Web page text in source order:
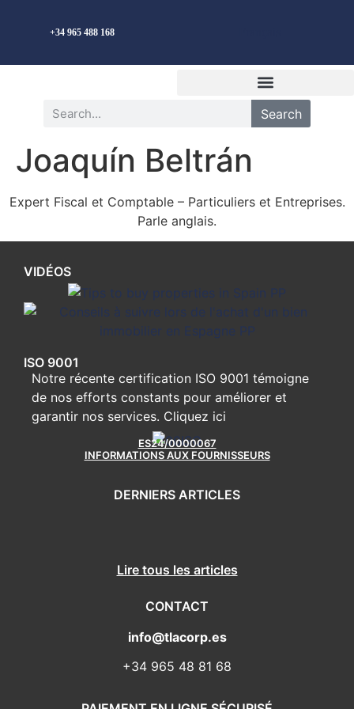
+34 965 488 168
Search
Joaquín Beltrán
Expert Fiscal et Comptable – Particuliers et Entreprises.
Parle anglais.
VIDÉOS
ISO 9001
Notre récente certification ISO 9001 témoigne
de nos efforts constants pour améliorer et
garantir nos services. Cliquez ici
ES24/0000067
INFORMATIONS AUX FOURNISSEURS
DERNIERS ARTICLES
Lire tous les articles
CONTACT
info@tlacorp.es
+34 965 48 81 68